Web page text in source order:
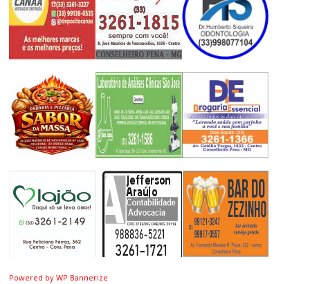
Powered by WP Bannerize